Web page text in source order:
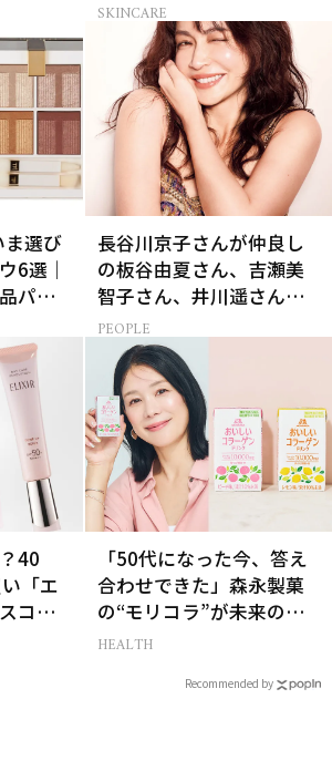
感ハリ肌」へ
SKINCARE
選び
6選｜
パレ
ー
長谷川京子さんが仲良し
の板谷由夏さん、吉瀬美
智子さん、井川遥さんと
集まる理由は…
PEOPLE
40
「エ
コス
「50代になった今、答え
合わせできた」森永製菓
の“モリコラ”が未来のキ
レイを連れてくる！
HEALTH
Recommended by